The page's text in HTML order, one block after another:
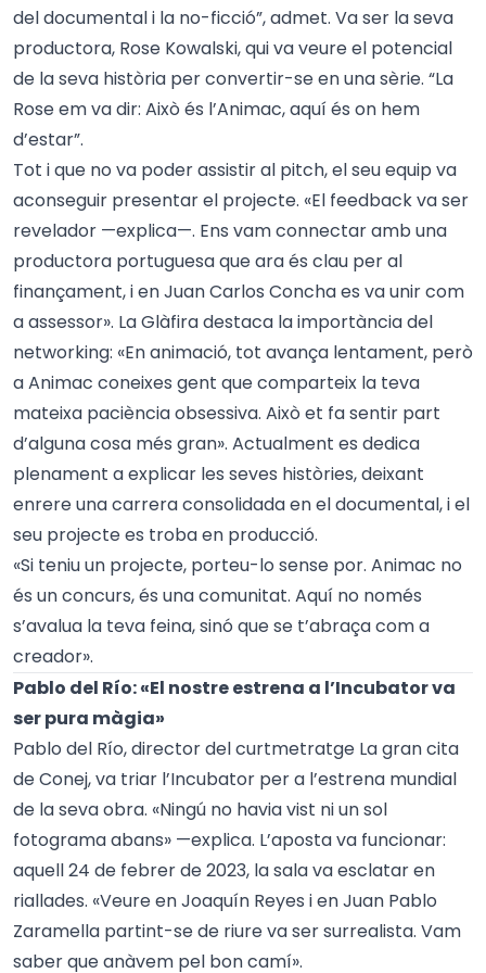
del documental i la no-ficció”, admet. Va ser la seva
productora, Rose Kowalski, qui va veure el potencial
de la seva història per convertir-se en una sèrie. “La
Rose em va dir: Això és l’Animac, aquí és on hem
d’estar”.
Tot i que no va poder assistir al pitch, el seu equip va
aconseguir presentar el projecte. «El feedback va ser
revelador —explica—. Ens vam connectar amb una
productora portuguesa que ara és clau per al
finançament, i en Juan Carlos Concha es va unir com
a assessor». La Glàfira destaca la importància del
networking: «En animació, tot avança lentament, però
a Animac coneixes gent que comparteix la teva
mateixa paciència obsessiva. Això et fa sentir part
d’alguna cosa més gran». Actualment es dedica
plenament a explicar les seves històries, deixant
enrere una carrera consolidada en el documental, i el
seu projecte es troba en producció.
«Si teniu un projecte, porteu-lo sense por. Animac no
és un concurs, és una comunitat. Aquí no només
s’avalua la teva feina, sinó que se t’abraça com a
creador».
Pablo del Río: «El nostre estrena a l’Incubator va
ser pura màgia»
Pablo del Río, director del curtmetratge La gran cita
de Conej, va triar l’Incubator per a l’estrena mundial
de la seva obra. «Ningú no havia vist ni un sol
fotograma abans» —explica. L’aposta va funcionar:
aquell 24 de febrer de 2023, la sala va esclatar en
riallades. «Veure en Joaquín Reyes i en Juan Pablo
Zaramella partint-se de riure va ser surrealista. Vam
saber que anàvem pel bon camí».